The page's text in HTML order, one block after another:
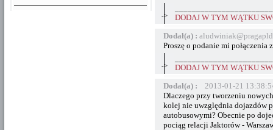
->
DODAJ W TYM WĄTKU
Dodał(a) :
Proszę o podanie mi połączenia
->
DODAJ W TYM WĄTKU
Dodał(a) :
2013-01-21
Dlaczego przy tworzeniu
kolej nie uwzględnia dojazdów
autobusowymi? Obecnie po
pociąg relacji Jaktorów -